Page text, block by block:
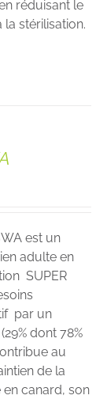
réduisant le
stérilisation.
est un
adulte en
SUPER
par un
dont 78%
au
de la
en canard, son